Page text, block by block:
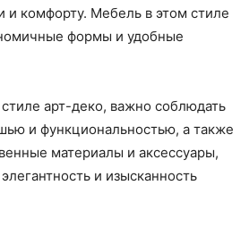
и комфорту. Мебель в этом стиле
формы и удобные
арт-деко, важно соблюдать
и функциональностью, а также
материалы и аксессуары,
и изысканность